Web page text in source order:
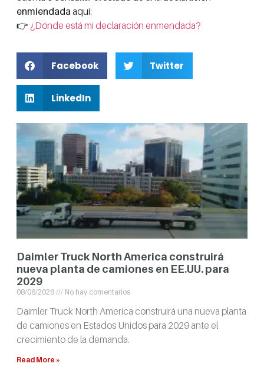
enmiendada aquí:
👉 ¿Dónde está mi declaración enmendada?
Facebook Twitter
LinkedIn
Daimler Truck North America construirá
nueva planta de camiones en EE.UU. para
2029
08/06/2026 No hay comentarios
Daimler Truck North America construirá una nueva planta
de camiones en Estados Unidos para 2029 ante el
crecimiento de la demanda.
Read More »